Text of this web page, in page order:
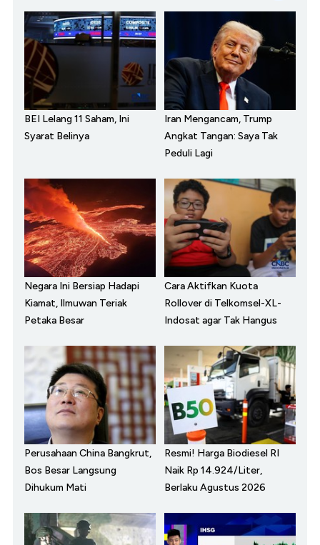
BEI Lelang 11 Saham, Ini
Syarat Belinya
Iran Mengancam, Trump
Angkat Tangan: Saya Tak
Peduli Lagi
Negara Ini Bersiap Hadapi
Kiamat, Ilmuwan Teriak
Petaka Besar
Cara Aktifkan Kuota
Rollover di Telkomsel-XL-
Indosat agar Tak Hangus
Perusahaan China Bangkrut,
Bos Besar Langsung
Dihukum Mati
Resmi! Harga Biodiesel RI
Naik Rp 14.924/Liter,
Berlaku Agustus 2026